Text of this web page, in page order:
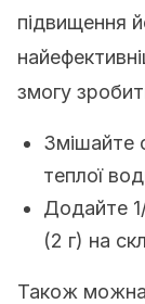
підвищення
змогу
Змішайте
теплої
Додайте
(2 г) на
Також можна